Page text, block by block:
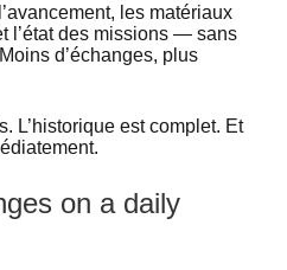
les matériaux
l’état des missions — sans
d’échanges, plus
L’historique est complet. Et
on a daily